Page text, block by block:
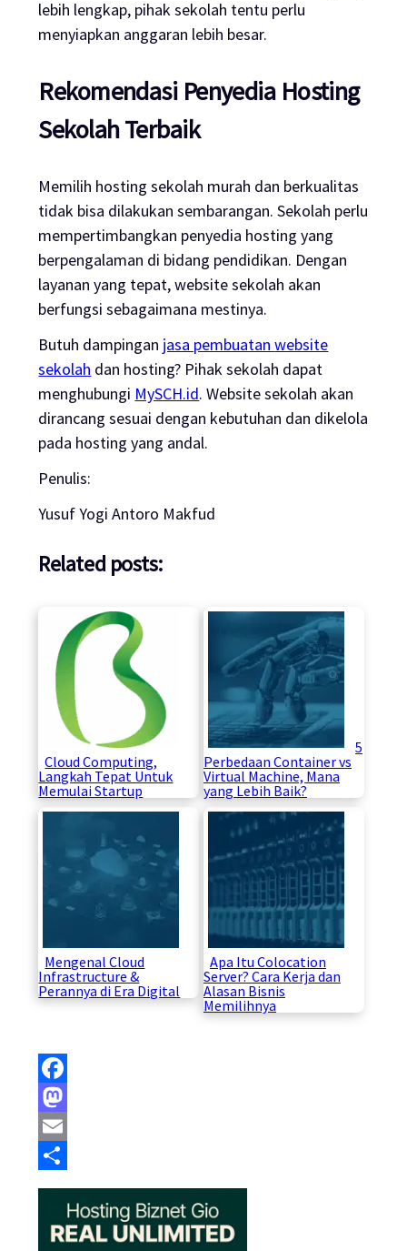
lebih lengkap, pihak sekolah tentu perlu
menyiapkan anggaran lebih besar.
Rekomendasi Penyedia Hosting
Sekolah Terbaik
Memilih hosting sekolah murah dan berkualitas
tidak bisa dilakukan sembarangan. Sekolah perlu
mempertimbangkan penyedia hosting yang
berpengalaman di bidang pendidikan. Dengan
layanan yang tepat,websitesekolah akan
berfungsi sebagaimana mestinya.
Butuh dampingan jasa pembuatanwebsite
sekolah dan hosting? Pihak sekolah dapat
menghubungi MySCH.id.Websitesekolah akan
dirancang sesuai dengan kebutuhan dan dikelola
pada hosting yang andal.
Penulis:
Yusuf Yogi Antoro Makfud
Related posts:
Cloud Computing,
Langkah Tepat Untuk
Memulai Startup
5
Perbedaan Container vs
Virtual Machine, Mana
yang Lebih Baik?
Mengenal Cloud
Infrastructure &
Perannya di Era Digital
Apa Itu Colocation
Server? Cara Kerja dan
Alasan Bisnis
Memilihnya
Facebook
Mastodon
Email
Share